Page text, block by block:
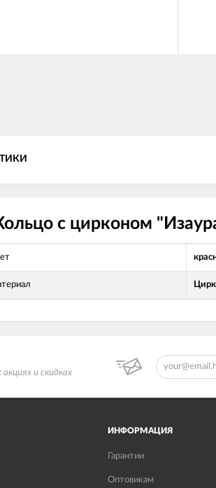
с цирконом
и скидках
ИНФОРМАЦИЯ
Гарантии
Оптовикам